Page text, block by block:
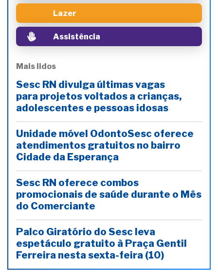
Lazer
Assistência
Mais lidos
Sesc RN divulga últimas vagas
para projetos voltados a crianças,
adolescentes e pessoas idosas
Unidade móvel OdontoSesc oferece
atendimentos gratuitos no bairro
Cidade da Esperança
Sesc RN oferece combos
promocionais de saúde durante o Mês
do Comerciante
Palco Giratório do Sesc leva
espetáculo gratuito à Praça Gentil
Ferreira nesta sexta-feira (10)